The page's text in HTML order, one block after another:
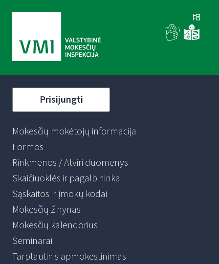
Prisijungti
Mokesčių mokėtojų informacija
Formos
Rinkmenos / Atviri duomenys
Skaičiuoklės ir pagalbininkai
Sąskaitos ir įmokų kodai
Mokesčių žinynas
Mokesčių kalendorius
Seminarai
Tarptautinis apmokestinimas